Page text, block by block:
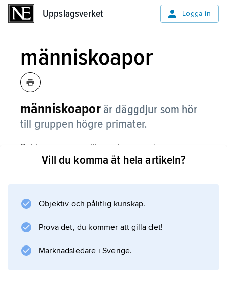
Uppslagsverket Logga in
människoapor
människoapor är däggdjur som hör
till gruppen högre primater.
Schimpanser, gorillor och orangutanger
räknas till gruppen människoapor.
Vill du komma åt hela artikeln?
Objektiv och pålitlig kunskap.
Prova det, du kommer att gilla det!
Marknadsledare i Sverige.